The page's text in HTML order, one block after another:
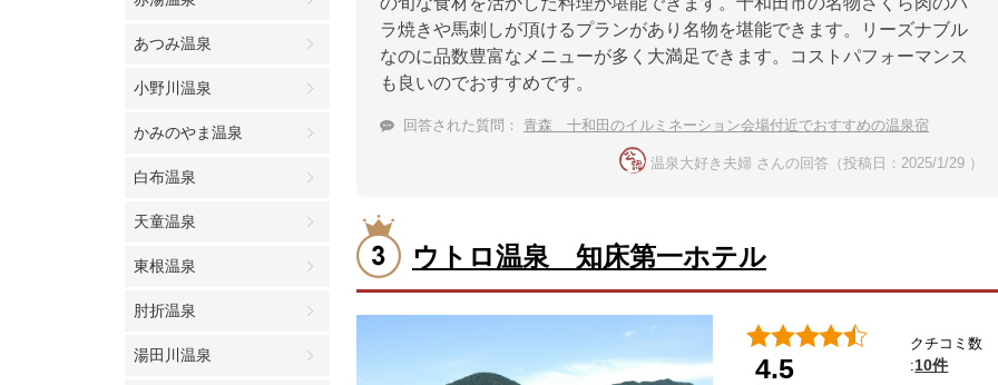
あつみ温泉
小野川温泉
かみのやま温泉
白布温泉
天童温泉
東根温泉
肘折温泉
湯田川温泉
ラ焼きや馬刺しが頂けるプランがあり名物を堪能できます。リーズナブル
なのに品数豊富なメニューが多く大満足できます。コストパフォーマンス
も良いのでおすすめです。
回答された質問： 青森 十和田のイルミネーション会場付近でおすすめの温泉宿
温泉大好き夫婦 さんの回答（投稿日：2025/1/29 ）
ウトロ温泉 知床第一ホテル
4.5
クチコミ数
:10件